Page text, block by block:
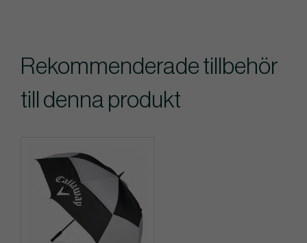
Rekommenderade tillbehör
till denna produkt